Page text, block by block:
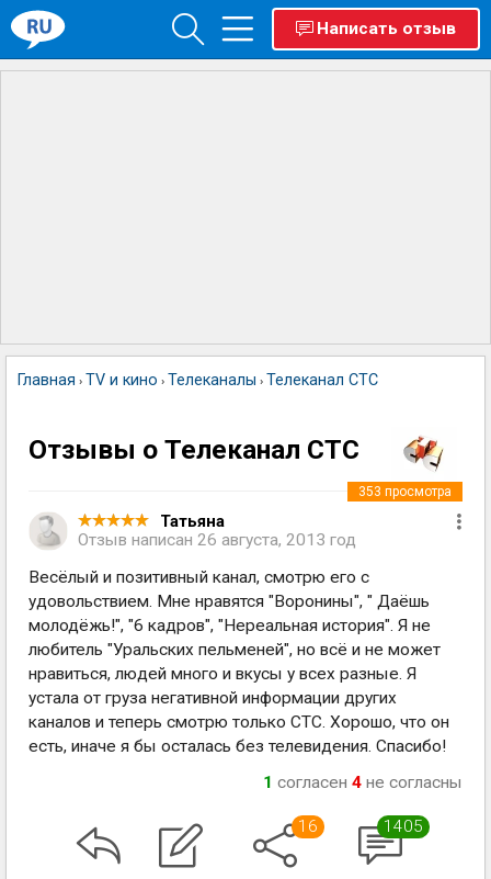
Написать отзыв
Главная › TV и кино › Телеканалы › Телеканал СТС
Отзывы о Телеканал СТС
Татьяна
Отзыв написан 26 августа, 2013 год
353 просмотра
Весёлый и позитивный канал, смотрю его с
удовольствием. Мне нравятся "Воронины", " Даёшь
молодёжь!", "6 кадров", "Нереальная история". Я не
любитель "Уральских пельменей", но всё и не может
нравиться, людей много и вкусы у всех разные. Я
устала от груза негативной информации других
каналов и теперь смотрю только СТС. Хорошо, что он
есть, иначе я бы осталась без телевидения. Спасибо!
1 согласен 4 не согласны
16 1405